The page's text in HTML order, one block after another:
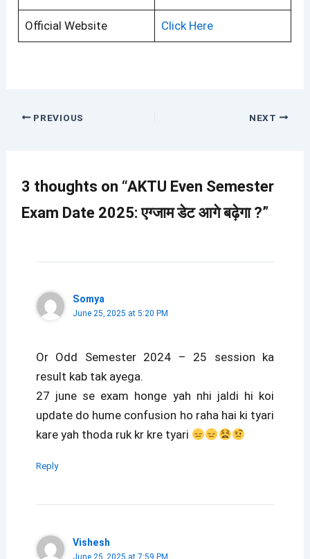
Official Website Click Here
PREVIOUS NEXT
3 thoughts on “AKTU Even Semester
Exam Date 2025: एग्जाम डेट आगे बढ़ेगा ?”
Somya
June 25, 2025 at 5:20 PM
Or Odd Semester 2024 – 25 session ka
result kab tak ayega.
27 june se exam honge yah nhi jaldi hi koi
update do hume confusion ho raha hai ki tyari
kare yah thoda ruk kr kre tyari
Reply
Vishesh
June 25, 2025 at 7:59 PM